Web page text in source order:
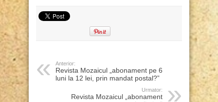
Anterior:
Revista Mozaicul „abonament pe 6
luni la 12 lei, prin mandat postal?”
Urmator:
Revista Mozaicul „abonament